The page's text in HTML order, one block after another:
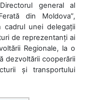
general al
din Moldova”,
cadrul unei delegații
de reprezentanți ai
Regionale, la o
dezvoltării cooperării
și transportului